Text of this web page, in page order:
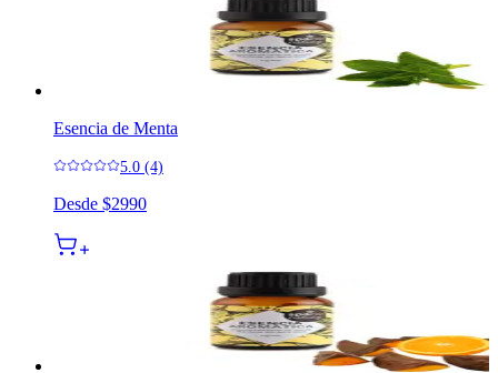
Esencia de Menta
5.0 (4)
Desde $2990